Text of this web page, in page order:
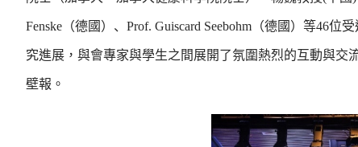
Fenske（德國）、Prof. Guiscard Seebohm（德國）等46
究進展，與會專家與學生之間展開了氛圍熱烈的互動與交
壁報。